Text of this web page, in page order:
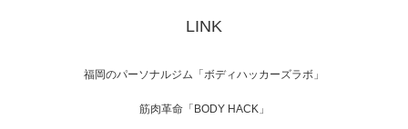
「ねとらぼ」さんに…
LINK
福岡のパーソナルジム「ボディハッカーズラボ」
筋肉革命「BODY HACK」